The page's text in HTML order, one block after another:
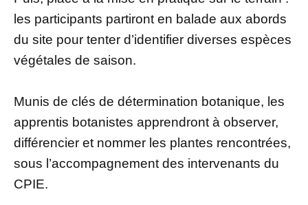
les participants partiront en balade aux abords
du site pour tenter d’identifier diverses espèces
végétales de saison.
Munis de clés de détermination botanique, les
apprentis botanistes apprendront à observer,
différencier et nommer les plantes rencontrées,
sous l’accompagnement des intervenants du
CPIE.